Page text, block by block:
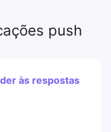
push
às respostas